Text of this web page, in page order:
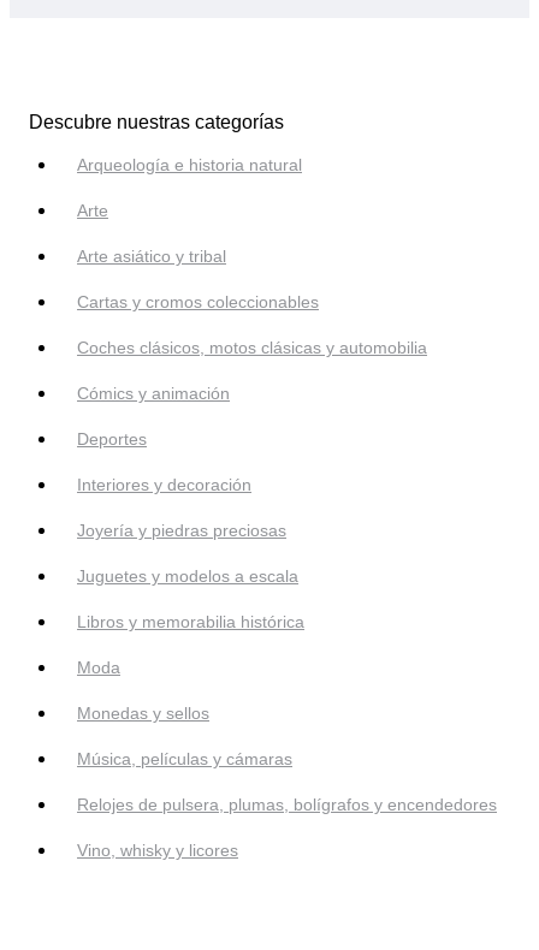
Descubre nuestras categorías
Arqueología e historia natural
Arte
Arte asiático y tribal
Cartas y cromos coleccionables
Coches clásicos, motos clásicas y automobilia
Cómics y animación
Deportes
Interiores y decoración
Joyería y piedras preciosas
Juguetes y modelos a escala
Libros y memorabilia histórica
Moda
Monedas y sellos
Música, películas y cámaras
Relojes de pulsera, plumas, bolígrafos y encendedores
Vino, whisky y licores